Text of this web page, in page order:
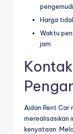
pengemudi.
Harga
Waktu
jam.
Aidan Rent Car
merealisasikan
kenyataan.